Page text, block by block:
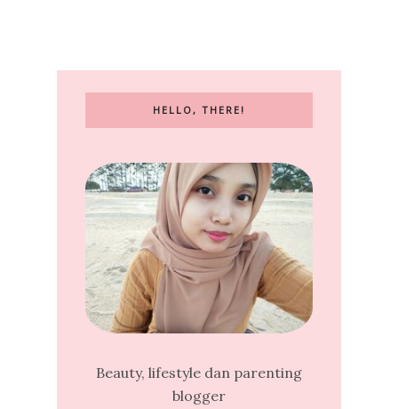
HELLO, THERE!
Beauty, lifestyle dan parenting
blogger